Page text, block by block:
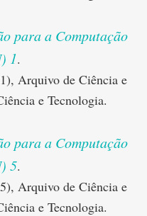
para a Computação
1.
Arquivo de Ciência e
e Tecnologia.
para a Computação
5.
Arquivo de Ciência e
e Tecnologia.